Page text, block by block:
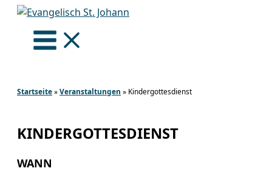
Zum
springen
Startseite»Veranstaltungen » Kindergottesdienst
KINDERGOTTESDIENST
WANN